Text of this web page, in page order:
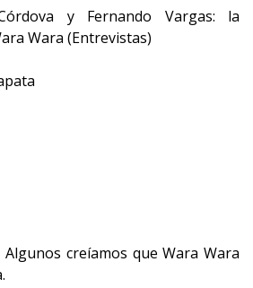
y Fernando Vargas: la
Wara (Entrevistas)
Algunos creíamos que Wara Wara